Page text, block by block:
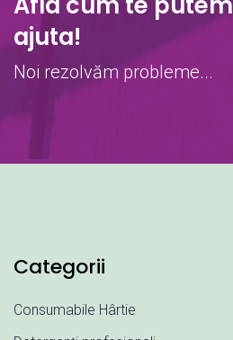
ajuta!
Noi rezolvăm probleme...
Categorii
Consumabile Hârtie